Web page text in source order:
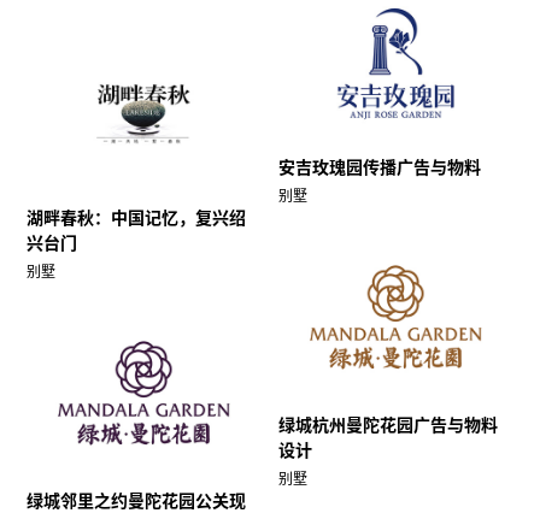
安吉玫瑰园传播广告与物料
别墅
湖畔春秋：中国记忆，复兴绍
兴台门
别墅
绿城杭州曼陀花园广告与物料
设计
别墅
绿城邻里之约曼陀花园公关现